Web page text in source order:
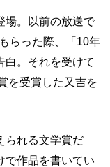
場。以前の放送で
らった際、「10年
白。それを受けて
を受賞した又吉を
られる文学賞だ
で作品を書いてい